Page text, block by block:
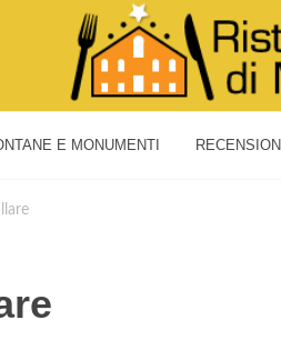
E MONUMENTI RECENSIONI